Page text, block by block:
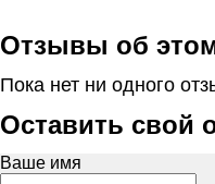
Отзывы об
Пока нет ни одного
Оставить свой
Ваше имя